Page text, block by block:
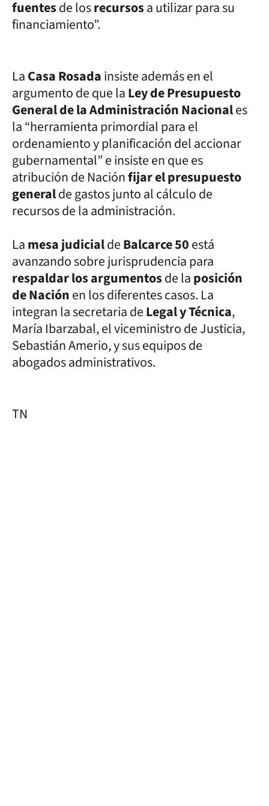
fuentesde losrecursosa utilizar para su
financiamiento”.
LaCasa Rosadainsiste además en el
argumento de que laLey de Presupuesto
General de la Administración Nacionales
la “herramienta primordial para el
ordenamiento y planificación del accionar
gubernamental” e insiste en que es
atribución de Naciónfijar el presupuesto
generalde gastos junto al cálculo de
recursos de la administración.
Lamesa judicialdeBalcarce 50está
avanzando sobre jurisprudencia para
respaldar los argumentosde laposición
de Naciónen los diferentes casos. La
integran la secretaria deLegal y Técnica,
María Ibarzabal, el viceministro de Justicia,
Sebastián Amerio, y sus equipos de
abogados administrativos.
TN